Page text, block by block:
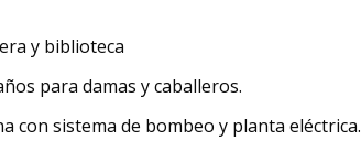
y biblioteca
para damas y caballeros.
con sistema de bombeo y planta eléctrica.